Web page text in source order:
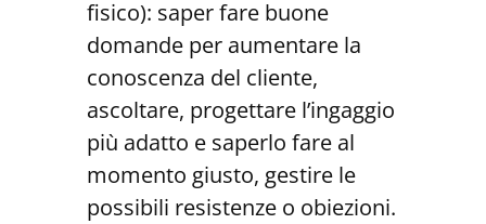
fisico): saper fare buone
domande per aumentare la
conoscenza del cliente,
ascoltare, progettare l’ingaggio
più adatto e saperlo fare al
momento giusto, gestire le
possibili resistenze o obiezioni.